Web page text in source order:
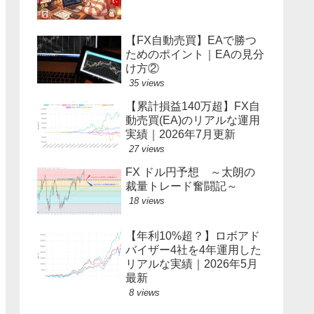
【FX自動売買】EAで勝つ
ためのポイント｜EAの見分
け方②
35 views
【累計損益140万超】FX自
動売買(EA)のリアルな運用
実績｜2026年7月更新
27 views
FX ドル円予想 ～太朗の
裁量トレード奮闘記～
18 views
【年利10%超？】ロボアド
バイザー4社を4年運用した
リアルな実績｜2026年5月
最新
8 views